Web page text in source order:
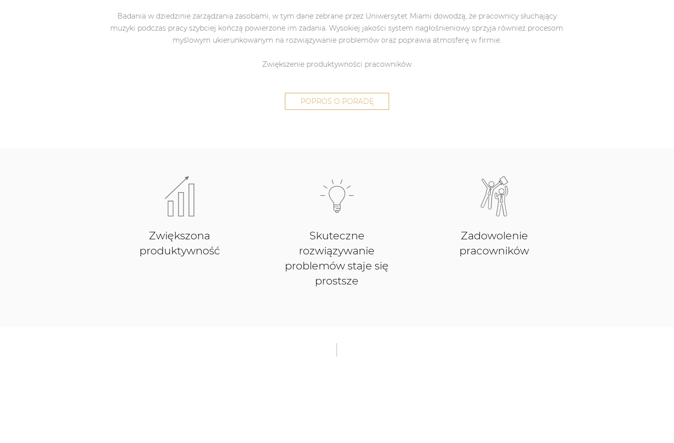
Badania w dziedzinie zarządzania zasobami, w tym dane zebrane przez Uniwersytet Miami dowodzą, że pracownicy słuchający
muzyki podczas pracy szybciej kończą powierzone im zadania. Wysokiej jakości system nagłośnieniowy sprzyja również procesom
myślowym ukierunkowanym na rozwiązywanie problemów oraz poprawia atmosferę w firmie.
Zwiększenie produktywności pracowników
POPROŚ O PORADĘ
Zwiększona
produktywność
Skuteczne
rozwiązywanie
problemów staje się
prostsze
Zadowolenie
pracowników